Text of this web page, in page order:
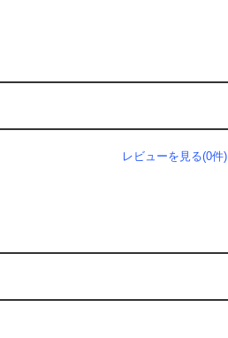
レビューを見る(0件)